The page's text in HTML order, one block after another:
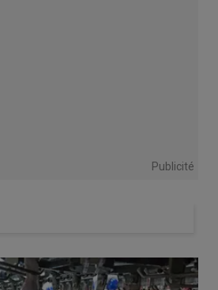
pour détenir notre propre
ont orienté le paramétrage de la
Publicité